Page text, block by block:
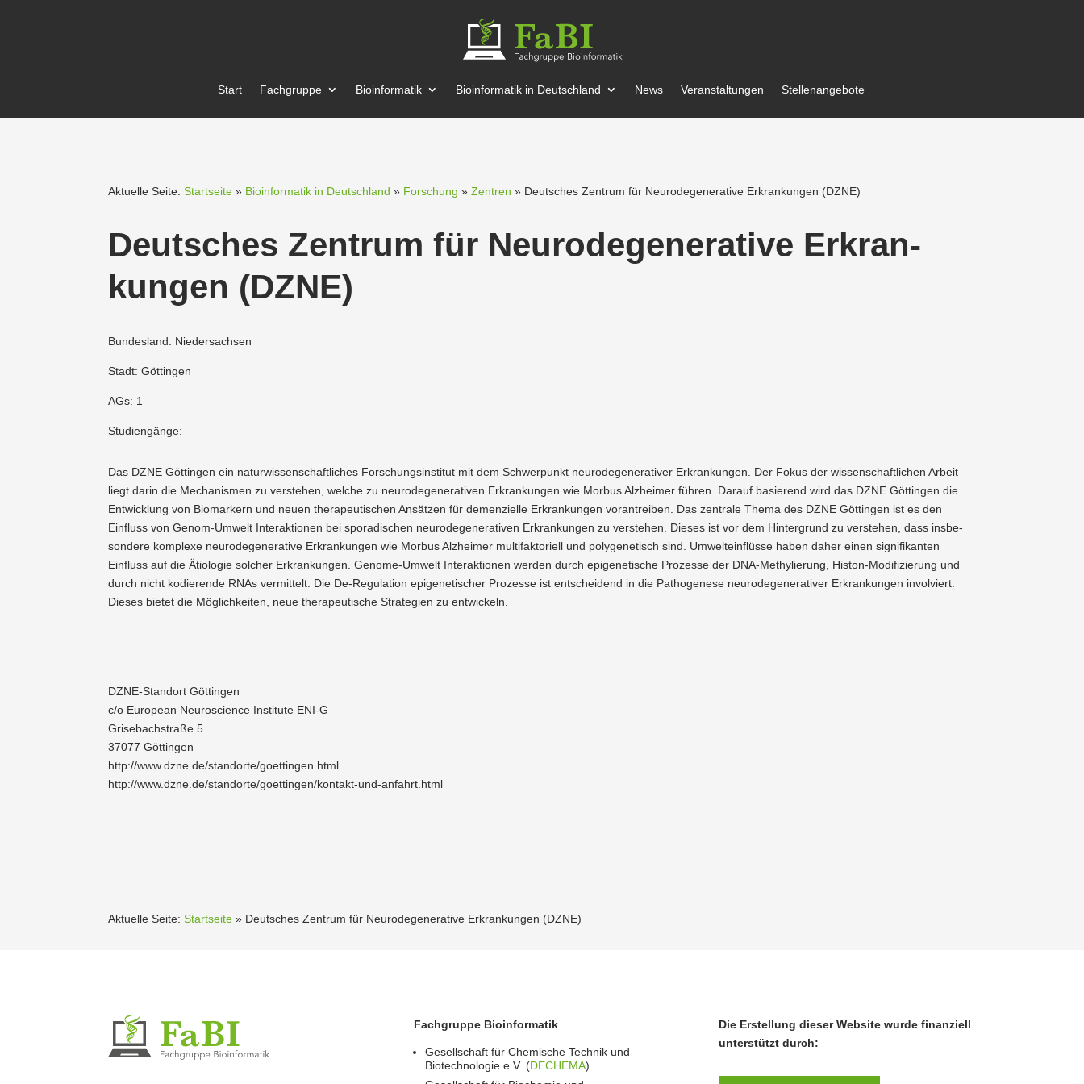
Start Fachgruppe Bioin­for­matik Bioin­for­matik in Deutschland News Veran­stal­tungen Stellen­an­gebote
Aktuelle Seite:Startseite » Bioinformatik in Deutschland » Forschung »Zentren » Deutsches Zentrum für Neuro­de­ge­nerative Erkran­kungen (DZNE)
Deutsches Zentrum für Neuro­de­ge­nerative Erkran­
kungen (DZNE)
Bundesland: Niedersachsen
Stadt: Göttingen
AGs: 1
Studiengänge:
Das DZNE Göttingen ein natur­wis­sen­schaft­liches Forschungs­in­stitut mit dem Schwer­punkt neuro­de­ge­nera­tiver Erkran­kungen. Der Fokus der wissen­schaft­lichen Arbeit
liegt darin die Mecha­nismen zu verstehen, welche zu neuro­de­ge­nera­tiven Erkran­kungen wie Morbus Alzheimer führen. Darauf basierend wird das DZNE Göttingen die
Entwicklung von Biomarkern und neuen thera­peu­ti­schen Ansätzen für demen­zielle Erkran­kungen voran­treiben. Das zentrale Thema des DZNE Göttingen ist es den
Einfluss von Genom-Umwelt Inter­ak­tionen bei spora­di­schen neuro­de­ge­nera­tiven Erkran­kungen zu verstehen. Dieses ist vor dem Hinter­grund zu verstehen, dass insbe­
sondere komplexe neuro­de­ge­nerative Erkran­kungen wie Morbus Alzheimer multi­fak­to­riell und polyge­ne­tisch sind. Umwelt­ein­flüsse haben daher einen signi­fi­kanten
Einfluss auf die Ätiologie solcher Erkran­kungen. Genome-Umwelt Inter­ak­tionen werden durch epige­ne­tische Prozesse der DNA-Methy­lierung, Histon-Modifi­zierung und
durch nicht kodie­rende RNAs vermittelt. Die De-Regulation epige­ne­ti­scher Prozesse ist entscheidend in die Patho­genese neuro­de­ge­nera­tiver Erkran­kungen invol­viert.
Dieses bietet die Möglich­keiten, neue thera­peu­tische Strategien zu entwi­ckeln.
DZNE-Standort Göttingen
c/o European Neuro­science Institute ENI‑G
Grise­bach­straße 5
37077 Göttingen
http://www.dzne.de/standorte/goettingen.html
http://www.dzne.de/standorte/goettingen/kontakt-und-anfahrt.html
Aktuelle Seite:Startseite » Deutsches Zentrum für Neuro­de­ge­nerative Erkran­kungen (DZNE)
Fachgruppe Bioinformatik
Gesellschaft für Chemische Technik und
Biotechnologie e.V. (DECHEMA)
Die Erstellung dieser Website wurde finanziell
unterstützt durch: